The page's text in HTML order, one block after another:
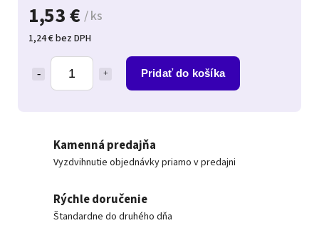
1,53 € / ks
1,24 € bez DPH
Pridať do košíka
Kamenná predajňa
Vyzdvihnutie objednávky priamo v predajni
Rýchle doručenie
Štandardne do druhého dňa